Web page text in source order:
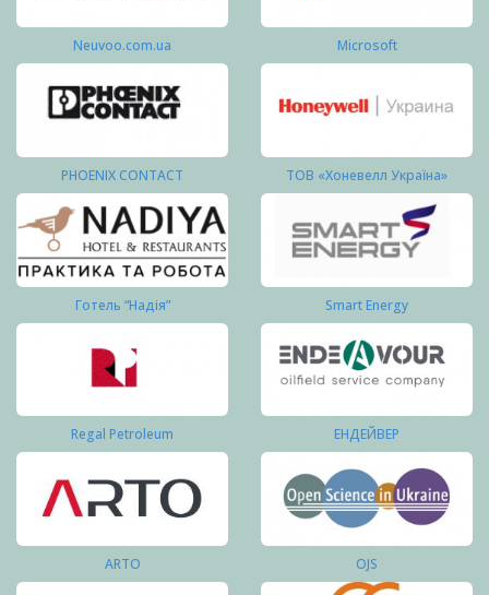
Neuvoo.com.ua Microsoft
PHOENIX CONTACT ТОВ «Хоневелл Україна»
Готель “Надія” Smart Energy
Regal Petroleum ЕНДЕЙВЕР
ARTO OJS